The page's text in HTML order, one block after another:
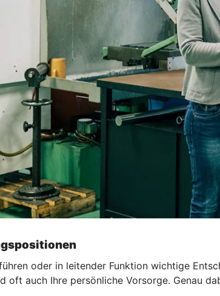
oder in leitender Funktion wichtige
oft auch Ihre persönliche Vorsorge. Genau